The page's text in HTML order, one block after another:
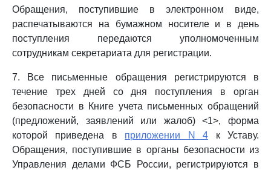
Обращения, поступившие в электронном виде,
распечатываются на бумажном носителе и в день
поступления передаются уполномоченным
сотрудникам секретариата для регистрации.
7. Все письменные обращения регистрируются в
течение трех дней со дня поступления в орган
безопасности в Книге учета письменных обращений
(предложений, заявлений или жалоб) <1>, форма
которой приведена в приложении N 4 к Уставу.
Обращения, поступившие в органы безопасности из
Управления делами ФСБ России, регистрируются в